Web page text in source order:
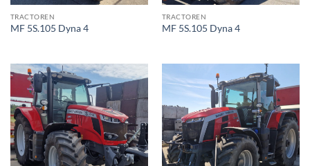
TRACTOREN
MF 5S.105 Dyna 4
TRACTOREN
MF 5S.105 Dyna 4